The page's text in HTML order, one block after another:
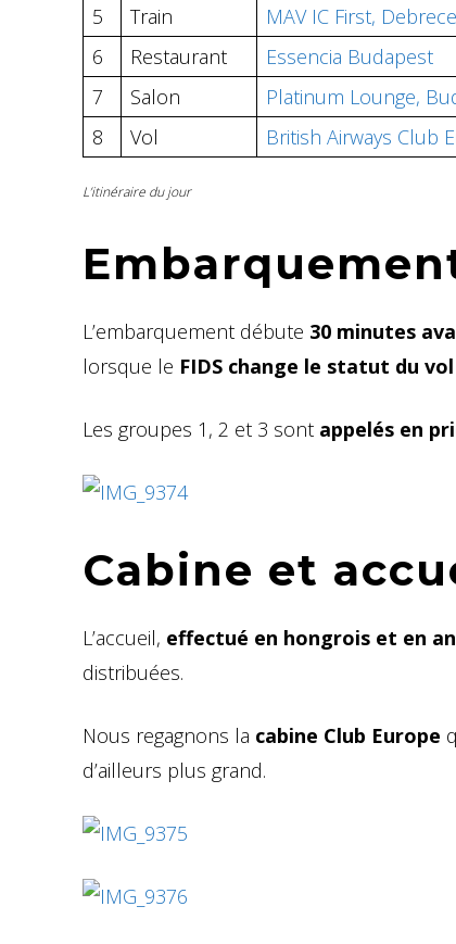
5
Train
MAV IC First,
6
Restaurant
Essencia Budapest
7
Salon
Platinum Lounge,
8
Vol British Airways Club
L’itinéraire du jour
L’embarquement débute 30 minutes
lorsque le FIDS change le statut du
Les groupes 1, 2 et 3 sont appelés en
Cabine et
L’accueil, effectué en hongrois et en
distribuées.
Nous regagnons la cabine Club Europe
d’ailleurs plus grand.